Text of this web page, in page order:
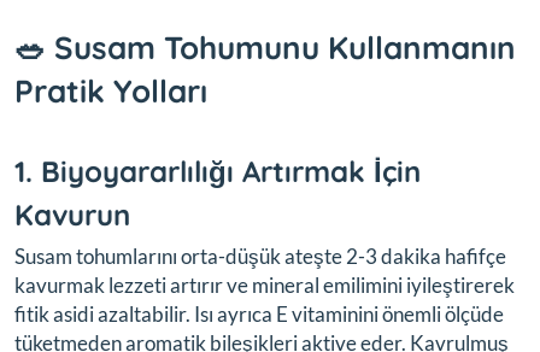
🥗 Susam Tohumunu Kullanmanın
Pratik Yolları
1. Biyoyararlılığı Artırmak İçin
Kavurun
Susam tohumlarını orta-düşük ateşte 2-3 dakika hafifçe
kavurmak lezzeti artırır ve mineral emilimini iyileştirerek
fitik asidi azaltabilir. Isı ayrıca E vitaminini önemli ölçüde
tüketmeden aromatik bileşikleri aktive eder. Kavrulmuş